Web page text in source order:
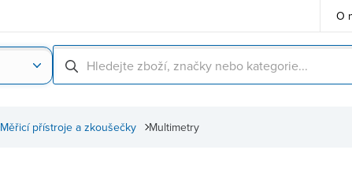
O
Multimetry
Měřicí přístroje a zkoušečky